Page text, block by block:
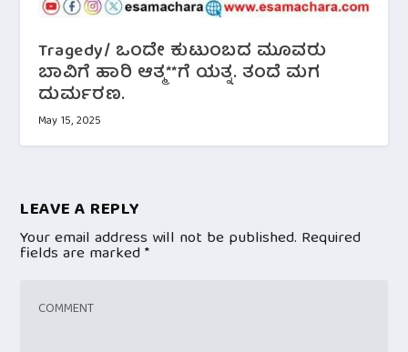
Tragedy/ ಒಂದೇ ಕುಟುಂಬದ ಮೂವರು
ಬಾವಿಗೆ ಹಾರಿ ಆತ್ಮ**ಗೆ ಯತ್ನ. ತಂದೆ ಮಗ
ದುರ್ಮರಣ.
May 15, 2025
LEAVE A REPLY
Your email address will not be published. Required
fields are marked*